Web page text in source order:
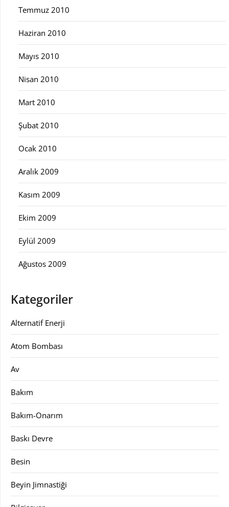
Temmuz 2010
Haziran 2010
Mayıs 2010
Nisan 2010
Mart 2010
Şubat 2010
Ocak 2010
Aralık 2009
Kasım 2009
Ekim 2009
Eylül 2009
Ağustos 2009
Kategoriler
Alternatif Enerji
Atom Bombası
Av
Bakım
Bakım-Onarım
Baskı Devre
Besin
Beyin Jimnastiği